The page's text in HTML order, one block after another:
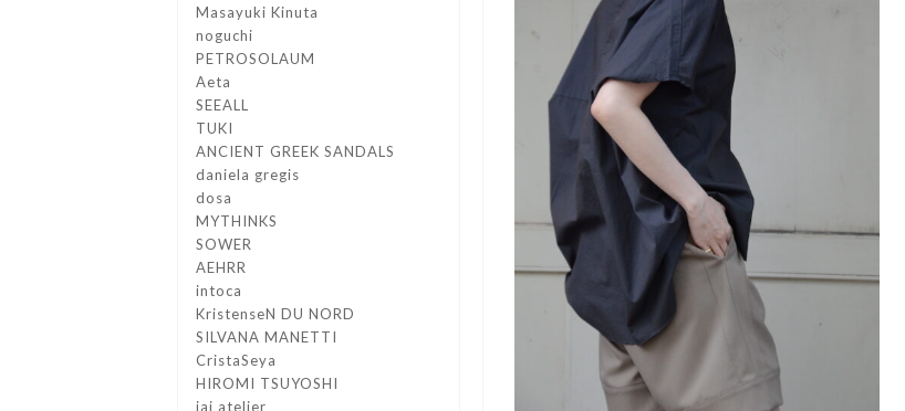
Masayuki Kinuta
noguchi
PETROSOLAUM
Aeta
SEEALL
TUKI
ANCIENT GREEK SANDALS
daniela gregis
dosa
MYTHINKS
SOWER
AEHRR
intoca
KristenseN DU NORD
SILVANA MANETTI
CristaSeya
HIROMI TSUYOSHI
jai atelier